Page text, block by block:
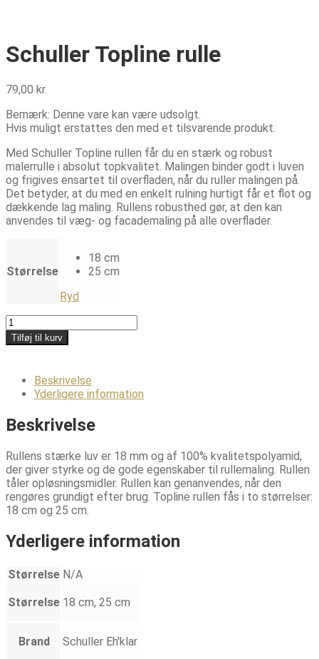
Schuller Topline rulle
79,00 kr.
Bemærk: Denne vare kan være udsolgt.
Hvis muligt erstattes den med et tilsvarende produkt.
Med Schuller Topline rullen får du en stærk og robust
malerrulle i absolut topkvalitet. Malingen binder godt i luven
og frigives ensartet til overfladen, når du ruller malingen på.
Det betyder, at du med en enkelt rulning hurtigt får et flot og
dækkende lag maling. Rullens robusthed gør, at den kan
anvendes til væg- og facademaling på alle overflader.
Størrelse
18 cm
25 cm
Ryd
Schuller
Topline
rulle
Tilføj til kurv
Beskrivelse
Yderligere information
Beskrivelse
Rullens stærke luv er 18 mm og af 100% kvalitetspolyamid,
der giver styrke og de gode egenskaber til rullemaling. Rullen
tåler opløsningsmidler. Rullen kan genanvendes, når den
rengøres grundigt efter brug. Topline rullen fås i to størrelser:
18 cm og 25 cm.
Yderligere information
Størrelse N/A
Størrelse 18 cm, 25 cm
Brand Schuller Eh'klar